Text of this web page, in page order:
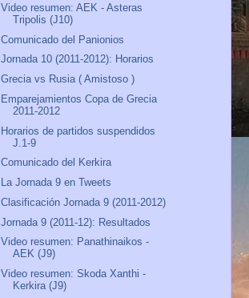
Video resumen: AEK - Asteras
Tripolis (J10)
Comunicado del Panionios
Jornada 10 (2011-2012): Horarios
Grecia vs Rusia ( Amistoso )
Emparejamientos Copa de Grecia
2011-2012
Horarios de partidos suspendidos
J.1-9
Comunicado del Kerkira
La Jornada 9 en Tweets
Clasificación Jornada 9 (2011-2012)
Jornada 9 (2011-12): Resultados
Video resumen: Panathinaikos -
AEK (J9)
Video resumen: Skoda Xanthi -
Kerkira (J9)